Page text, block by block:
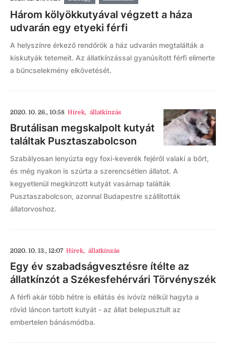
Három kölyökkutyával végzett a háza
udvarán egy etyeki férfi
A helyszínre érkező rendőrök a ház udvarán megtalálták a
kiskutyák tetemeit. Az állatkínzással gyanúsított férfi elimerte
a bűncselekmény elkövetését.
2020. 10. 26., 10:58 Hírek, állatkínzás
Brutálisan megskalpolt kutyát
találtak Pusztaszabolcson
Szabályosan lenyúzta egy foxi-keverék fejéről valaki a bőrt,
és még nyakon is szúrta a szerencsétlen állatot. A
kegyetlenül megkínzott kutyát vasárnap találták
Pusztaszabolcson, azonnal Budapestre szállították
állatorvoshoz.
2020. 10. 13., 12:07 Hírek, állatkínzás
Egy év szabadságvesztésre ítélte az
állatkínzót a Székesfehérvári Törvényszék
A férfi akár több hétre is ellátás és ivóvíz nélkül hagyta a
rövid láncon tartott kutyát - az állat belepusztult az
embertelen bánásmódba.